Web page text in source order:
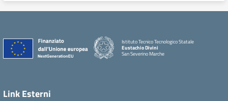
Istituto Tecnico Tecnologico Statale
Eustachio Divini
San Severino Marche
Link Esterni